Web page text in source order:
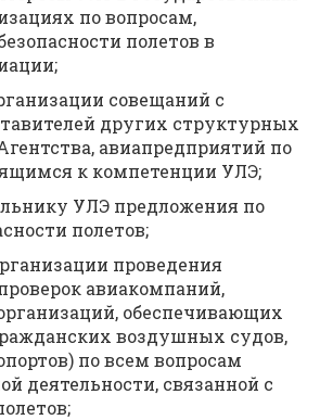
по вопросам,
полетов в
совещаний с
других структурных
авиапредприятий по
к компетенции УЛЭ;
УЛЭ предложения по
полетов;
проведения
авиакомпаний,
обеспечивающих
воздушных судов,
по всем вопросам
деятельности, связанной с